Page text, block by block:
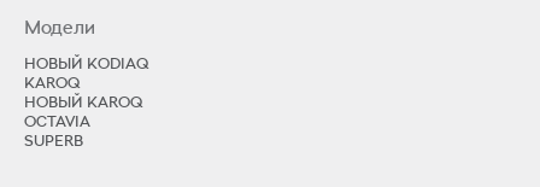
Модели
НОВЫЙ KODIAQ
KAROQ
НОВЫЙ KAROQ
OCTAVIA
SUPERB